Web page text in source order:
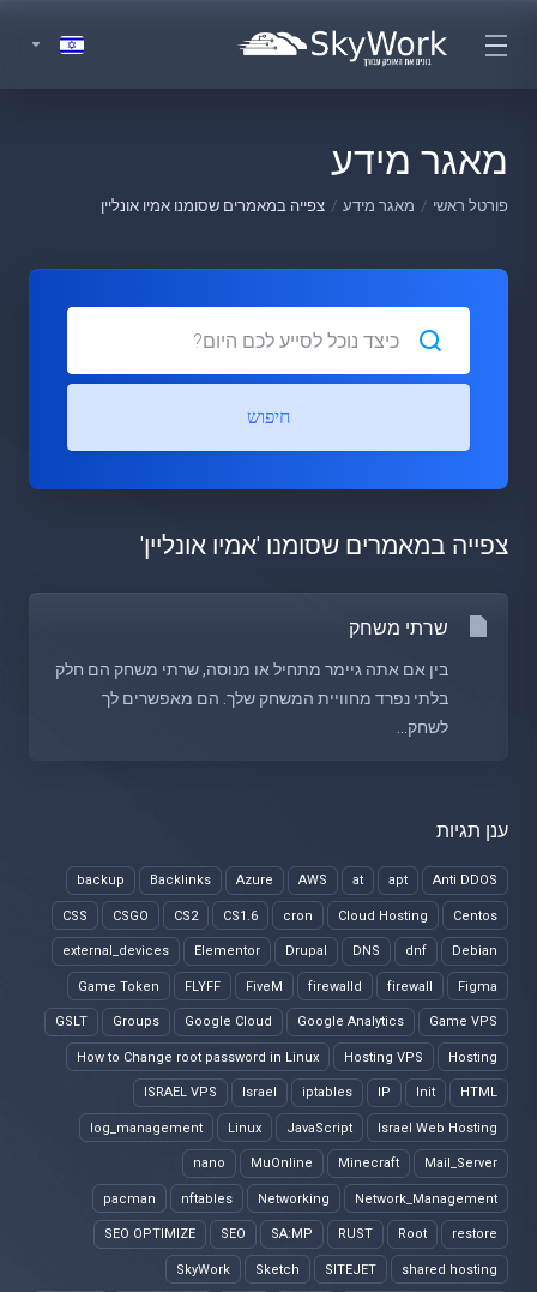
מאגר מידע
פורטל ראשי מאגר מידע צפייה במאמרים שסומנו אמיו אונליין
ענן תגיות
Anti DDOS
apt
at
AWS
Azure
Backlinks
backup
Centos
Cloud Hosting
cron
CS1.6
CS2
CSGO
CSS
Debian
dnf
DNS
Drupal
Elementor
external_devices
Figma
firewall
firewalld
FiveM
FLYFF
Game Token
Game VPS
Google Analytics
Google Cloud
Groups
GSLT
Hosting
Hosting VPS
How to Change root password in Linux
HTML
Init
IP
iptables
Israel
ISRAEL VPS
Israel Web Hosting
JavaScript
Linux
log_management
Mail_Server
Minecraft
MuOnline
nano
Network_Management
Networking
nftables
pacman
restore
Root
RUST
SA:MP
SEO
SEO OPTIMIZE
shared hosting
SITEJET
Sketch
SkyWork
חיפוש
צפייה במאמרים שסומנו 'אמיו אונליין'
שרתי משחק
בין אם אתה גיימר מתחיל או מנוסה, שרתי משחק הם חלק
בלתי נפרד מחוויית המשחק שלך. הם מאפשרים לך
לשחק...